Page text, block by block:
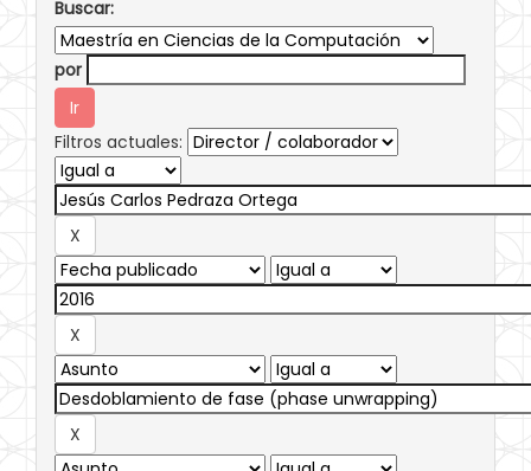
Buscar:
por
Filtros actuales: